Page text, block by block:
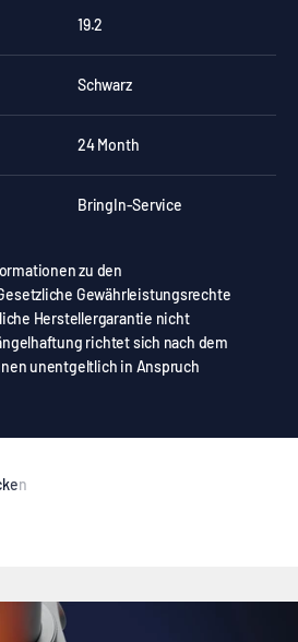
19.2
Schwarz
24 Month
BringIn-Service
zu den
Gewährleistungsrechte
Herstellergarantie nicht
richtet sich nach dem
unentgeltlich in Anspruch